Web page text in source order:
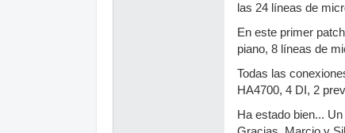
las 24 líneas de
En este primer
piano, 8 líneas de
Todas las
HA4700, 4 DI, 2
Ha estado bien...